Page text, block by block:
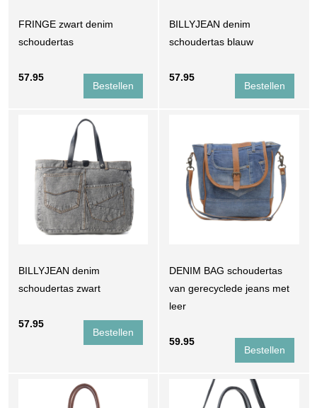
FRINGE zwart denim
schoudertas
57.95
BILLYJEAN denim
schoudertas blauw
57.95
BILLYJEAN denim
schoudertas zwart
57.95
DENIM BAG schoudertas
van gerecyclede jeans met
leer
59.95